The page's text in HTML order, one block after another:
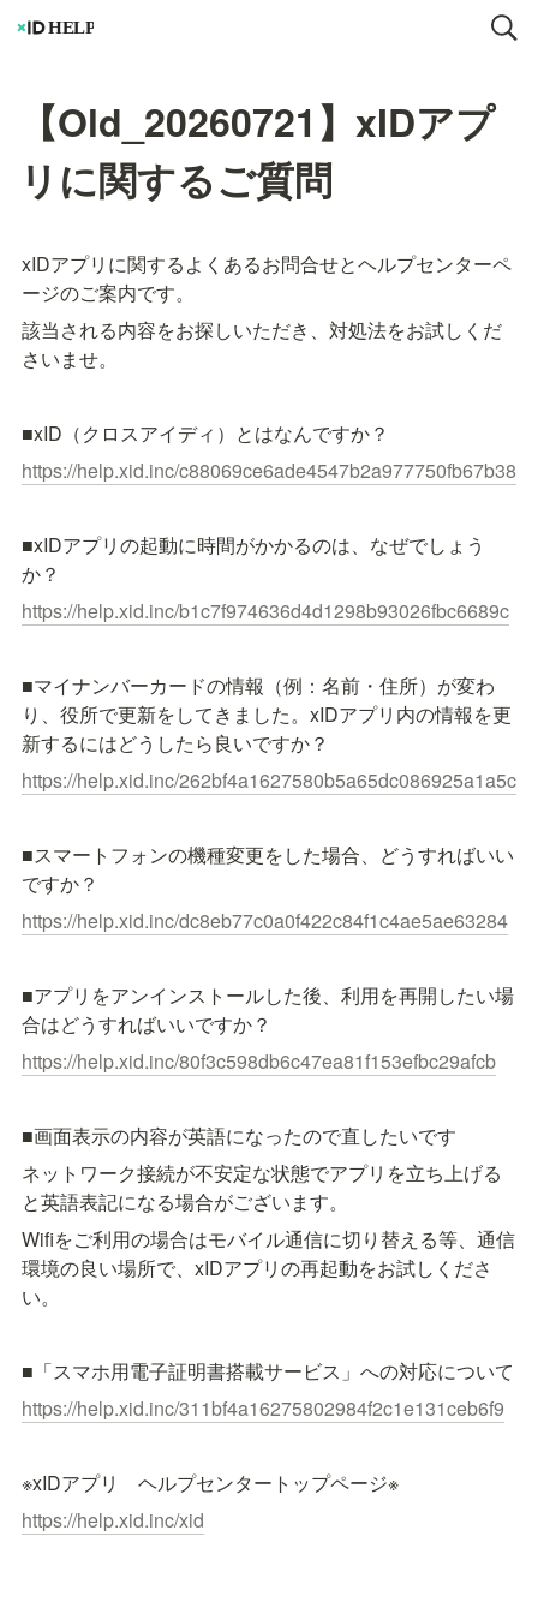
【Old_20260721】xIDアプ
リに関するご質問
xIDアプリに関するよくあるお問合せとヘルプセンターペ
ージのご案内です。
該当される内容をお探しいただき、対処法をお試しくだ
さいませ。
■xID（クロスアイディ）とはなんですか？
https://help.xid.inc/c88069ce6ade4547b2a977750fb67b38
■xIDアプリの起動に時間がかかるのは、なぜでしょう
か？
https://help.xid.inc/b1c7f974636d4d1298b93026fbc6689c
■マイナンバーカードの情報（例：名前・住所）が変わ
り、役所で更新をしてきました。xIDアプリ内の情報を更
新するにはどうしたら良いですか？
https://help.xid.inc/262bf4a1627580b5a65dc086925a1a5c
■スマートフォンの機種変更をした場合、どうすればいい
ですか？
https://help.xid.inc/dc8eb77c0a0f422c84f1c4ae5ae63284
■アプリをアンインストールした後、利用を再開したい場
合はどうすればいいですか？
https://help.xid.inc/80f3c598db6c47ea81f153efbc29afcb
■画面表示の内容が英語になったので直したいです
ネットワーク接続が不安定な状態でアプリを立ち上げる
と英語表記になる場合がございます。
Wifiをご利用の場合はモバイル通信に切り替える等、通信
環境の良い場所で、xIDアプリの再起動をお試しくださ
い。
■「スマホ用電子証明書搭載サービス」への対応について
https://help.xid.inc/311bf4a16275802984f2c1e131ceb6f9
※xIDアプリ　ヘルプセンタートップページ※
https://help.xid.inc/xid